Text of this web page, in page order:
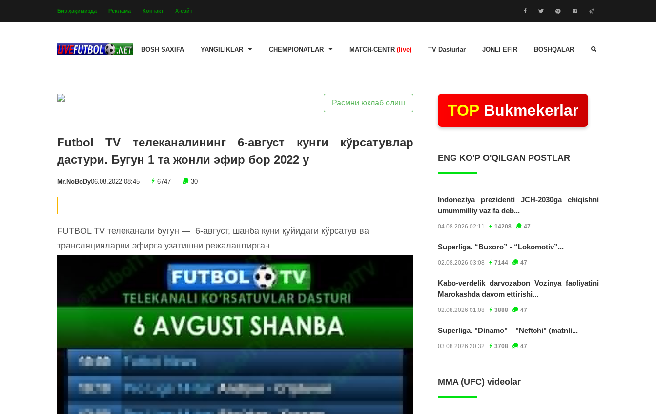
Биз ҳақимизда Реклама Контакт Х-сайт
BOSH SAXIFA YANGILIKLAR CHEMPIONATLAR MATCH-CENTR (live) TV Dasturlar JONLI EFIR BOSHQALAR
Расмни юклаб олиш
Futbol TV телеканалининг 6-август кунги кўрсатувлар
дастури. Бугун 1 та жонли эфир бор 2022 y
Mr.NoBoDy06.08.2022 08:45 6747 30
FUTBOL TV телеканали бугун — 6-август, шанба куни қуйидаги кўрсатув ва
трансляцияларни эфирга узатишни режалаштирган.
TOP Bukmekerlar
ENG KO'P O'QILGAN POSTLAR
Indoneziya prezidenti JCH-2030ga chiqishni
umummilliy vazifa deb...
04.08.2026 02:11 14208 47
Superliga. “Buxoro” - “Lokomotiv”...
02.08.2026 03:08 7144 47
Kabo-verdelik darvozabon Vozinya faoliyatini
Marokashda davom ettirishi...
02.08.2026 01:08 3888 47
Superliga. "Dinamo" – "Neftchi" (matnli...
03.08.2026 20:32 3708 47
MMA (UFC) videolar